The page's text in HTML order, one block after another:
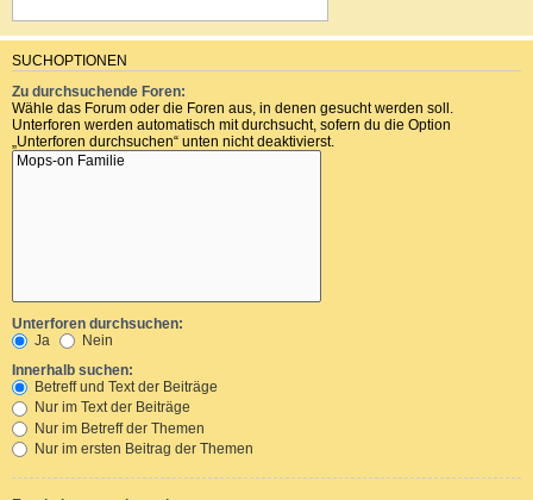
SUCHOPTIONEN
Zu durchsuchende Foren:
Wähle das Forum oder die Foren aus, in denen gesucht werden soll.
Unterforen werden automatisch mit durchsucht, sofern du die Option
„Unterforen durchsuchen“ unten nicht deaktivierst.
Unterforen durchsuchen:
Ja
Nein
Innerhalb suchen:
Betreff und Text der Beiträge
Nur im Text der Beiträge
Nur im Betreff der Themen
Nur im ersten Beitrag der Themen